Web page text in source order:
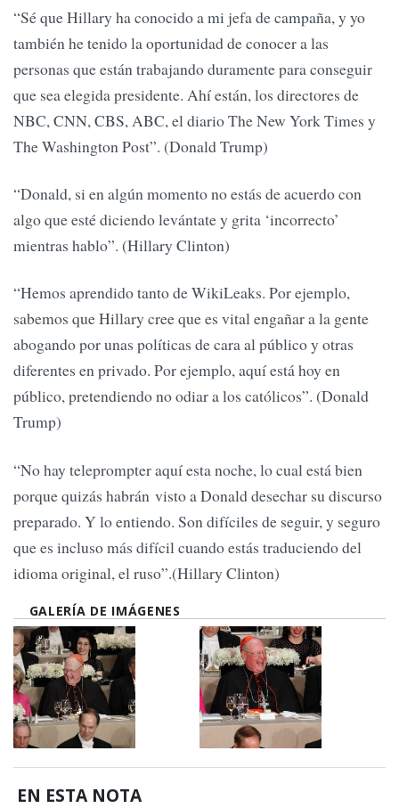
“Sé que Hillary ha conocido a mi jefa de campaña, y yo
también he tenido la oportunidad de conocer a las
personas que están trabajando duramente para conseguir
que sea elegida presidente. Ahí están, los directores de
NBC, CNN, CBS, ABC, el diario The New York Times y
The Washington Post”. (Donald Trump)
“Donald, si en algún momento no estás de acuerdo con
algo que esté diciendo levántate y grita ‘incorrecto’
mientras hablo”. (Hillary Clinton)
“Hemos aprendido tanto de WikiLeaks. Por ejemplo,
sabemos que Hillary cree que es vital engañar a la gente
abogando por unas políticas de cara al público y otras
diferentes en privado. Por ejemplo, aquí está hoy en
público, pretendiendo no odiar a los católicos”. (Donald
Trump)
“No hay teleprompter aquí esta noche, lo cual está bien
porque quizás habrán visto a Donald desechar su discurso
preparado. Y lo entiendo. Son difíciles de seguir, y seguro
que es incluso más difícil cuando estás traduciendo del
idioma original, el ruso”.(Hillary Clinton)
GALERÍA DE IMÁGENES
EN ESTA NOTA